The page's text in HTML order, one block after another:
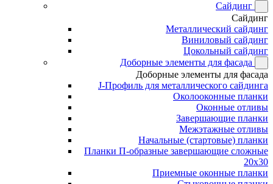
Сайдинг
Сайдинг
Металлический сайдинг
Виниловый сайдинг
Цокольный сайдинг
Доборные элементы для фасада
Доборные элементы для фасада
J-Профиль для металлического сайдинга
Околооконные планки
Оконные отливы
Завершающие планки
Межэтажные отливы
Начальные (стартовые) планки
Планки П-образные завершающие сложные
20x30
Приемные оконные планки